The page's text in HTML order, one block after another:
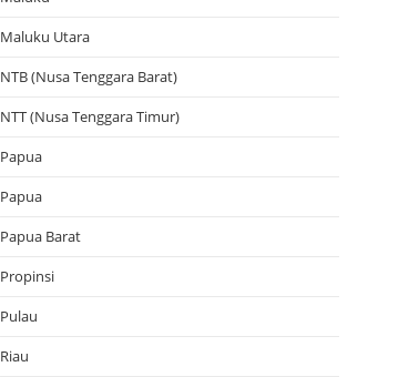
Maluku Utara
NTB (Nusa Tenggara Barat)
NTT (Nusa Tenggara Timur)
Papua
Papua
Papua Barat
Propinsi
Pulau
Riau